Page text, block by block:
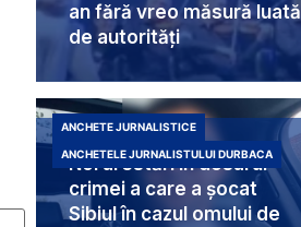
an fără vreo măsură luată
de autorități
Noi arestări în dosarul
crimei a care a șocat
Sibiul în cazul omului de
ANCHETE JURNALISTICE
ANCHETELE JURNALISTULUI DURBACA